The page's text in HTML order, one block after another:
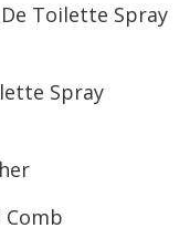
Toilette Spray
Spray